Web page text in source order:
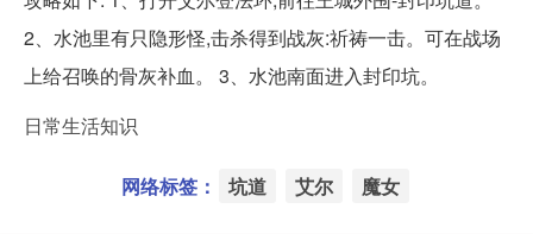
2、水池里有只隐形怪,击杀得到战灰:祈祷一击。可在战场
上给召唤的骨灰补血。 3、水池南面进入封印坑。
日常生活知识
网络标签： 坑道 艾尔 魔女